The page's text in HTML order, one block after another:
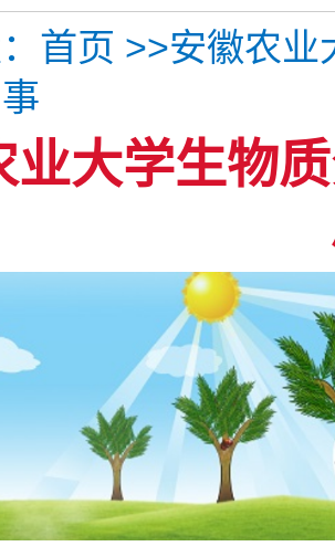
首页 >>安徽农业
业大学生物